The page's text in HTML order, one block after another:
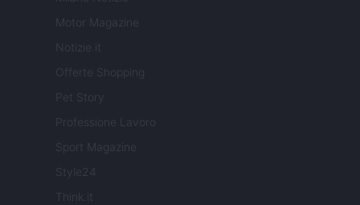
Motor Magazine
Notizie.it
Offerte Shopping
Pet Story
Professione Lavoro
Sport Magazine
Style24
Think.it